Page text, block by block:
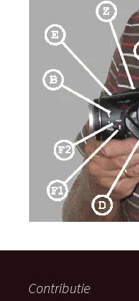
Contributie